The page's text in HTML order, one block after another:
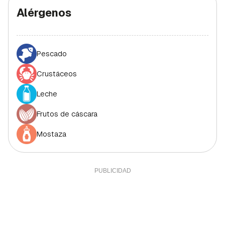
Alérgenos
Pescado
Crustáceos
Leche
Frutos de cáscara
Mostaza